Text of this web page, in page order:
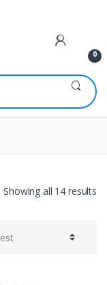
0
Showing all 14 results